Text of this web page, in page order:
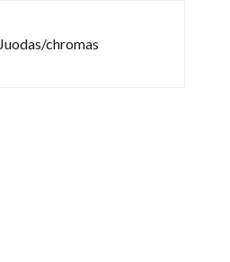
Juodas/chromas